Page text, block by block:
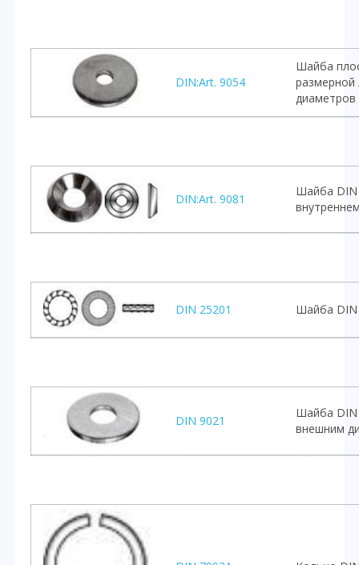
DIN:Art. 9054
Шайба
размерной
диаметров
DIN:Art. 9081
Шайба DIN
DIN 25201 Шайба DIN
DIN 9021
Шайба DIN
внешним